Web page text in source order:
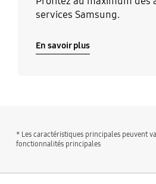
services Samsung.
En savoir plus
* Les caractéristiques principales peuvent
fonctionnalités principales